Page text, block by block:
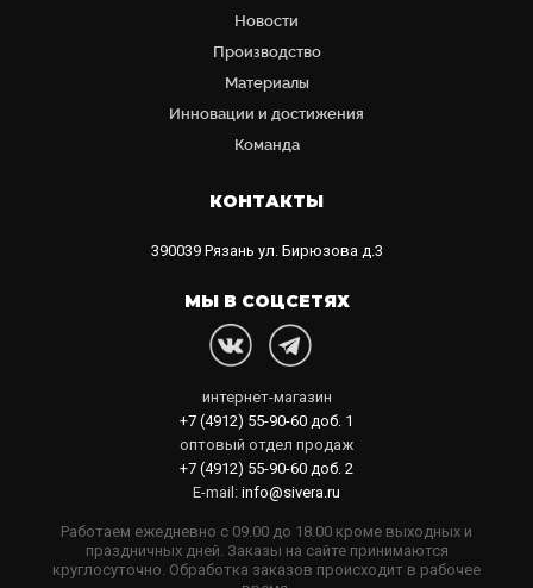
Новости
Производство
Материалы
Инновации и достижения
Команда
КОНТАКТЫ
390039 Рязань ул. Бирюзова д.3
МЫ В СОЦСЕТЯХ
интернет-магазин
+7 (4912) 55-90-60 доб. 1
оптовый отдел продаж
+7 (4912) 55-90-60 доб. 2
E-mail: info@sivera.ru
Работаем ежедневно с 09.00 до 18.00 кроме выходных и
праздничных дней. Заказы на сайте принимаются
круглосуточно. Обработка заказов происходит в рабочее